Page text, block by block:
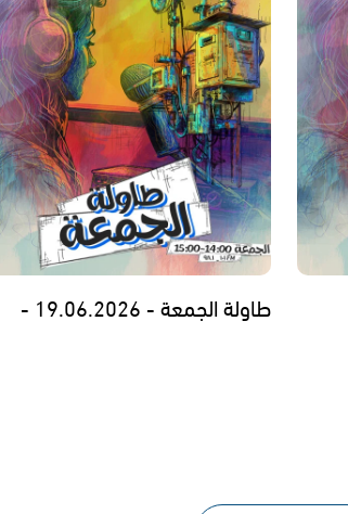
طاولة الجمعة - 19.06.2026 -